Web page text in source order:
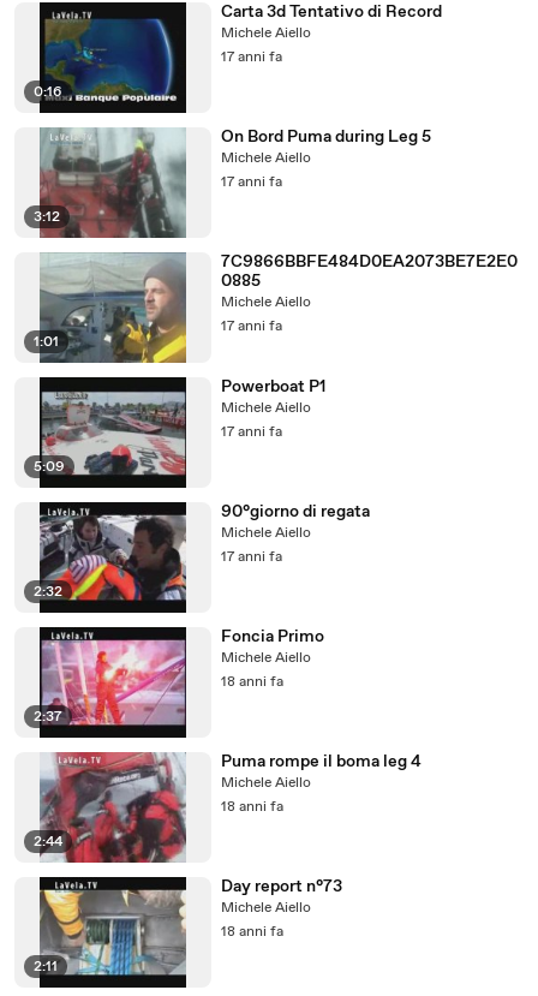
0:16
Carta 3d Tentativo di Record
Michele Aiello
17 anni fa
3:12
On Bord Puma during Leg 5
Michele Aiello
17 anni fa
1:01
7C9866BBFE484D0EA2073BE7E2E0
0885
Michele Aiello
17 anni fa
5:09
Powerboat P1
Michele Aiello
17 anni fa
2:32
90°giorno di regata
Michele Aiello
17 anni fa
2:37
Foncia Primo
Michele Aiello
18 anni fa
2:44
Puma rompe il boma leg 4
Michele Aiello
18 anni fa
2:11
Day report n°73
Michele Aiello
18 anni fa